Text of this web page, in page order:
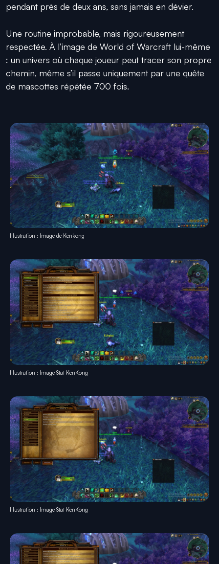
pendant près de deux ans, sans jamais en dévier.
Une routine improbable, mais rigoureusement
respectée. À l’image de World of Warcraft lui-même
: un univers où chaque joueur peut tracer son propre
chemin, même s’il passe uniquement par une quête
de mascottes répétée 700 fois.
Illustration : Image de Kenkong
Illustration : Image Stat KenKong
Illustration : Image Stat KenKong